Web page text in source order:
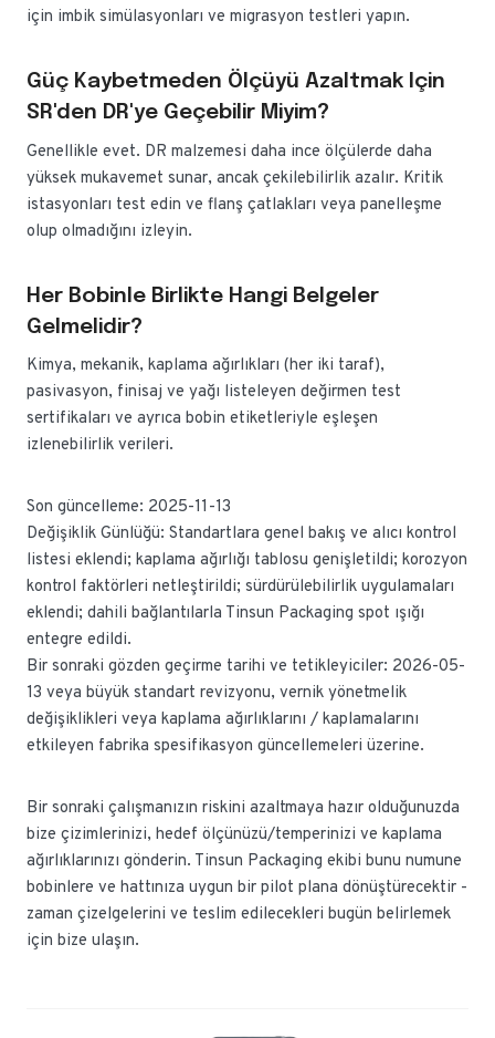
için imbik simülasyonları ve migrasyon testleri yapın.
Güç Kaybetmeden Ölçüyü Azaltmak Için
SR'den DR'ye Geçebilir Miyim?
Genellikle evet. DR malzemesi daha ince ölçülerde daha
yüksek mukavemet sunar, ancak çekilebilirlik azalır. Kritik
istasyonları test edin ve flanş çatlakları veya panelleşme
olup olmadığını izleyin.
Her Bobinle Birlikte Hangi Belgeler
Gelmelidir?
Kimya, mekanik, kaplama ağırlıkları (her iki taraf),
pasivasyon, finisaj ve yağı listeleyen değirmen test
sertifikaları ve ayrıca bobin etiketleriyle eşleşen
izlenebilirlik verileri.
Son güncelleme: 2025-11-13
Değişiklik Günlüğü: Standartlara genel bakış ve alıcı kontrol
listesi eklendi; kaplama ağırlığı tablosu genişletildi; korozyon
kontrol faktörleri netleştirildi; sürdürülebilirlik uygulamaları
eklendi; dahili bağlantılarla Tinsun Packaging spot ışığı
entegre edildi.
Bir sonraki gözden geçirme tarihi ve tetikleyiciler: 2026-05-
13 veya büyük standart revizyonu, vernik yönetmelik
değişiklikleri veya kaplama ağırlıklarını / kaplamalarını
etkileyen fabrika spesifikasyon güncellemeleri üzerine.
Bir sonraki çalışmanızın riskini azaltmaya hazır olduğunuzda
bize çizimlerinizi, hedef ölçünüzü/temperinizi ve kaplama
ağırlıklarınızı gönderin. Tinsun Packaging ekibi bunu numune
bobinlere ve hattınıza uygun bir pilot plana dönüştürecektir -
zaman çizelgelerini ve teslim edilecekleri bugün belirlemek
için bize ulaşın.